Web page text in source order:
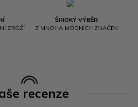
ZBOŽÍ
ŠIROKÝ VÝBĚR
Z MNOHA MÓDNÍCH ZNAČEK
recenze